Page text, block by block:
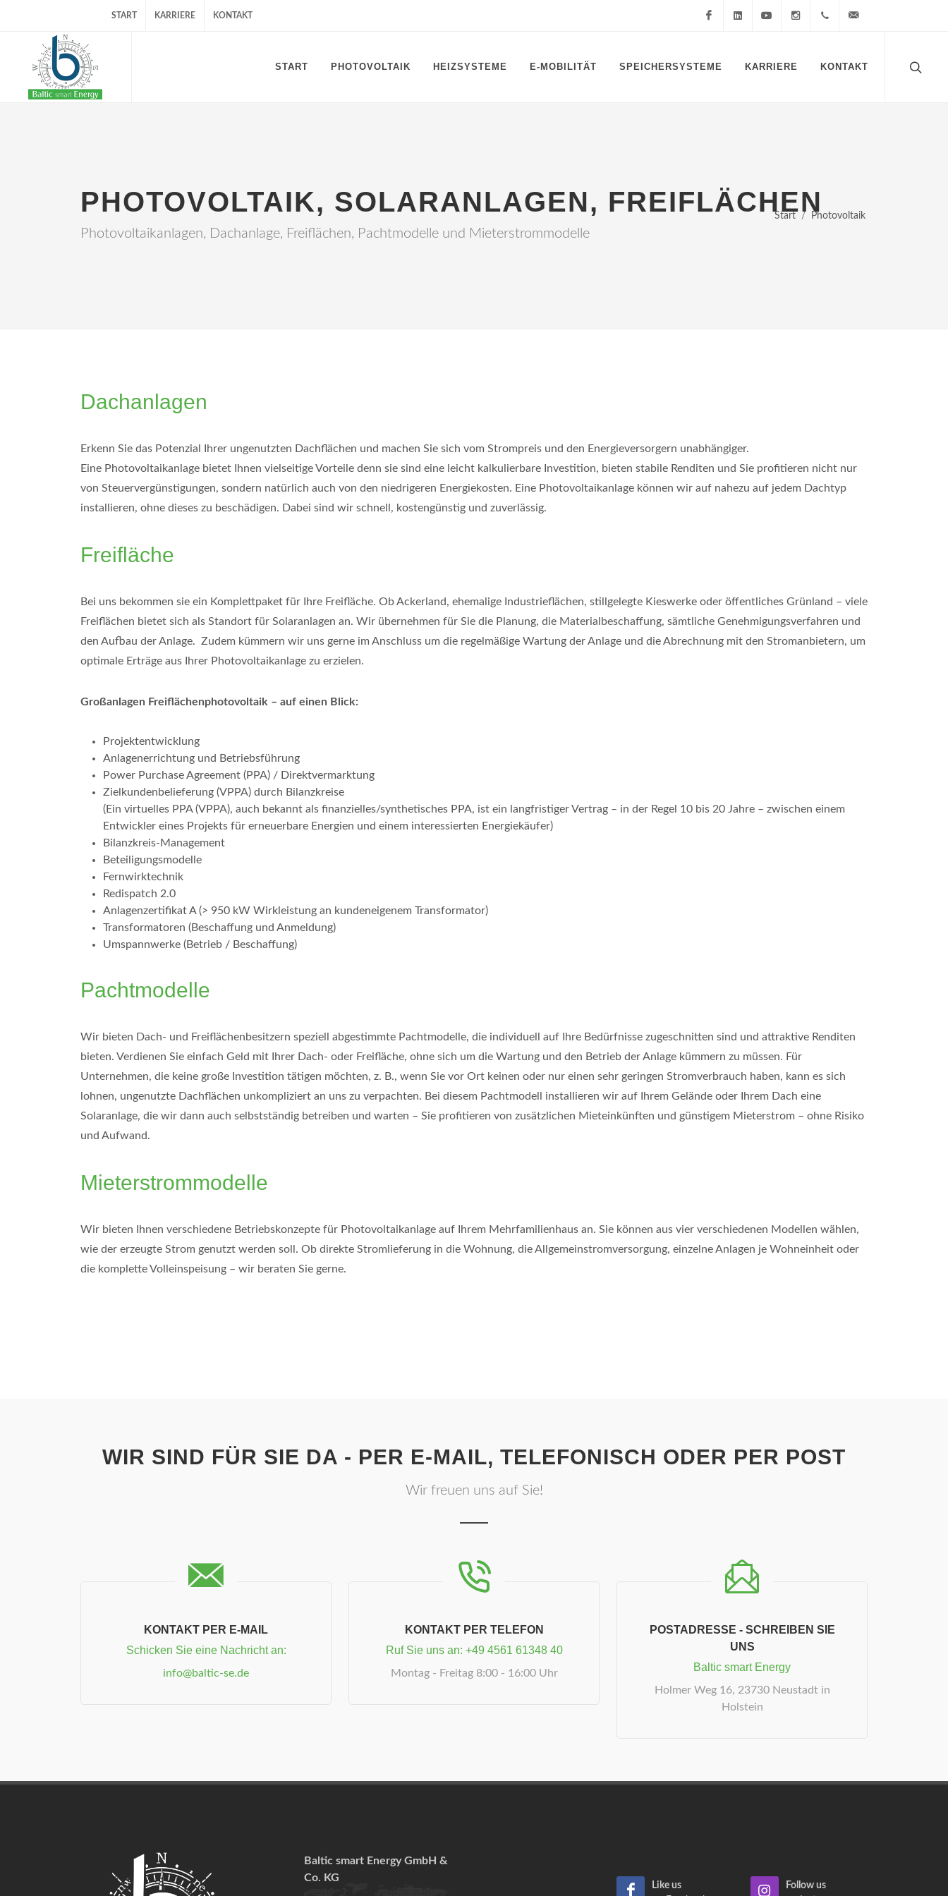
START KARRIERE KONTAKT FacebookLinkedIn Youtube Instagram+49 4561 61348 40
START PHOTOVOLTAIK HEIZSYSTEME E-MOBILITÄT SPEICHERSYSTEME KARRIERE KONTAKT
PHOTOVOLTAIK, SOLARANLAGEN, FREIFLÄCHEN
Photovoltaikanlagen, Dachanlage, Freiflächen, Pachtmodelle und Mieterstrommodelle
Start Photovoltaik
Dachanlagen
Erkenn Sie das Potenzial Ihrer ungenutzten Dachflächen und machen Sie sich vom Strompreis und den Energieversorgern unabhängiger.
Eine Photovoltaikanlage bietet Ihnen vielseitige Vorteile denn sie sind eine leicht kalkulierbare Investition, bieten stabile Renditen und Sie profitieren nicht nur
von Steuervergünstigungen, sondern natürlich auch von den niedrigeren Energiekosten. Eine Photovoltaikanlage können wir auf nahezu auf jedem Dachtyp
installieren, ohne dieses zu beschädigen. Dabei sind wir schnell, kostengünstig und zuverlässig.
Freifläche
Bei uns bekommen sie ein Komplettpaket für Ihre Freifläche. Ob Ackerland, ehemalige Industrieflächen, stillgelegte Kieswerke oder öffentliches Grünland – viele
Freiflächen bietet sich als Standort für Solaranlagen an. Wir übernehmen für Sie die Planung, die Materialbeschaffung, sämtliche Genehmigungsverfahren und
den Aufbau der Anlage. Zudem kümmern wir uns gerne im Anschluss um die regelmäßige Wartung der Anlage und die Abrechnung mit den Stromanbietern, um
optimale Erträge aus Ihrer Photovoltaikanlage zu erzielen.
Großanlagen Freiflächenphotovoltaik – auf einen Blick:
Projektentwicklung
Anlagenerrichtung und Betriebsführung
Power Purchase Agreement (PPA) / Direktvermarktung
Zielkundenbelieferung (VPPA) durch Bilanzkreise
(Ein virtuelles PPA (VPPA), auch bekannt als finanzielles/synthetisches PPA, ist ein langfristiger Vertrag – in der Regel 10 bis 20 Jahre – zwischen einem
Entwickler eines Projekts für erneuerbare Energien und einem interessierten Energiekäufer)
Bilanzkreis-Management
Beteiligungsmodelle
Fernwirktechnik
Redispatch 2.0
Anlagenzertifikat A (> 950 kW Wirkleistung an kundeneigenem Transformator)
Transformatoren (Beschaffung und Anmeldung)
Umspannwerke (Betrieb / Beschaffung)
Pachtmodelle
Wir bieten Dach- und Freiflächenbesitzern speziell abgestimmte Pachtmodelle, die individuell auf Ihre Bedürfnisse zugeschnitten sind und attraktive Renditen
bieten. Verdienen Sie einfach Geld mit Ihrer Dach- oder Freifläche, ohne sich um die Wartung und den Betrieb der Anlage kümmern zu müssen. Für
Unternehmen, die keine große Investition tätigen möchten, z. B., wenn Sie vor Ort keinen oder nur einen sehr geringen Stromverbrauch haben, kann es sich
lohnen, ungenutzte Dachflächen unkompliziert an uns zu verpachten. Bei diesem Pachtmodell installieren wir auf Ihrem Gelände oder Ihrem Dach eine
Solaranlage, die wir dann auch selbstständig betreiben und warten – Sie profitieren von zusätzlichen Mieteinkünften und günstigem Mieterstrom – ohne Risiko
und Aufwand.
Mieterstrommodelle
Wir bieten Ihnen verschiedene Betriebskonzepte für Photovoltaikanlage auf Ihrem Mehrfamilienhaus an. Sie können aus vier verschiedenen Modellen wählen,
wie der erzeugte Strom genutzt werden soll. Ob direkte Stromlieferung in die Wohnung, die Allgemeinstromversorgung, einzelne Anlagen je Wohneinheit oder
die komplette Volleinspeisung – wir beraten Sie gerne.
WIR SIND FÜR SIE DA - PER E-MAIL, TELEFONISCH ODER PER POST
Wir freuen uns auf Sie!
KONTAKT PER E-MAIL
Schicken Sie eine Nachricht an:
info@baltic-se.de
KONTAKT PER TELEFON
Ruf Sie uns an: +49 4561 61348 40
Montag - Freitag 8:00 - 16:00 Uhr
POSTADRESSE - SCHREIBEN SIE
UNS
Baltic smart Energy
Holmer Weg 16, 23730 Neustadt in
Holstein
Baltic smart Energy GmbH &
Co. KG
Like us
Follow us